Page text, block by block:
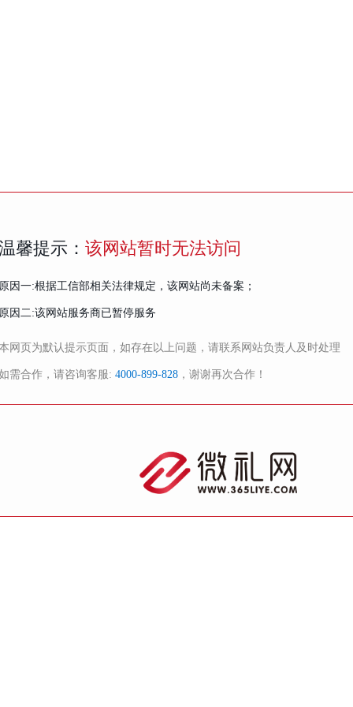
馨提示： 该网站暂时无法访问
因一:根据工信部相关法律规定，该网站尚未备案；
因二:该网站服务商已暂停服务
网页为默认提示页面，如存在以上问题，请联系网站负责人及时处理
需合作，请咨询客服: 4000-899-828 ，谢谢再次合作！